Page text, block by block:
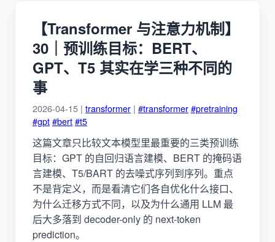
【Transformer 与注意力机制】
30｜预训练目标：BERT、
GPT、T5 其实在学三种不同的
事
2026-04-15 | transformer | #transformer#pretraining
#gpt#bert#t5
这篇文章只比较文本模型里最重要的三类预训练
目标：GPT 的自回归语言建模、BERT 的掩码语
言建模、T5/BART 的去噪式序列到序列。重点
不是背定义，而是看清它们各自优化什么接口、
为什么迁移方式不同，以及为什么通用 LLM 最
后大多落到 decoder-only 的 next-token
prediction。